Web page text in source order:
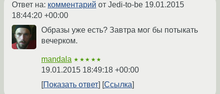
Ответ на: комментарий от Jedi-to-be 19.01.2015
18:44:20 +00:00
Образы уже есть? Завтра мог бы потыкать
вечерком.
mandala ★★★★★
19.01.2015 18:49:18 +00:00
Показать ответ
Ссылка